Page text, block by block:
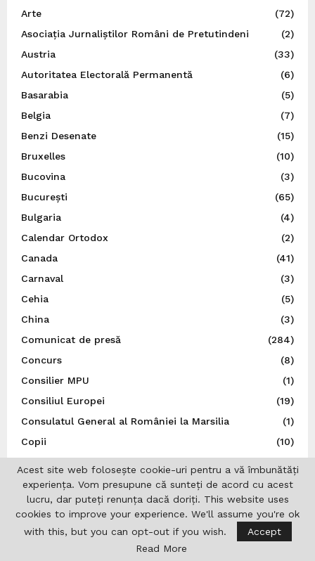
Arte
(72)
Asociația Jurnaliștilor Români de Pretutindeni
(2)
Austria
(33)
Autoritatea Electorală Permanentă
(6)
Basarabia
(5)
Belgia
(7)
Benzi Desenate
(15)
Bruxelles
(10)
Bucovina
(3)
București
(65)
Bulgaria
(4)
Calendar Ortodox
(2)
Canada
(41)
Carnaval
(3)
Cehia
(5)
China
(3)
Comunicat de presă
(284)
Concurs
(8)
Consilier MPU
(1)
Consiliul Europei
(19)
Consulatul General al României la Marsilia
(1)
Copii
(10)
Departamentul pentru Românii de Pretutindeni (DRP)
(14)
DGSAPC
(1)
Diaspora
(373)
Acest site web folosește cookie-uri pentru a vă îmbunătăți
experiența. Vom presupune că sunteți de acord cu acest
lucru, dar puteți renunța dacă doriți. This website uses
cookies to improve your experience. We'll assume you're ok
with this, but you can opt-out if you wish.
Accept
Read More